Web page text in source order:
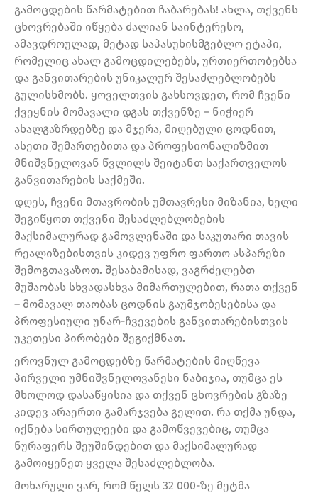
გამოცდების წარმატებით ჩაბარებას! ახლა, თქვენს
ცხოვრებაში იწყება ძალიან საინტერესო,
ამავდროულად, მეტად საპასუხისმგებლო ეტაპი,
რომელიც ახალ გამოცდილებებს, ურთიერთობებსა
და განვითარების უნიკალურ შესაძლებლობებს
გულისხმობს. ყოველთვის გახსოვდეთ, რომ ჩვენი
ქვეყნის მომავალი დგას თქვენზე – ნიჭიერ
ახალგაზრდებზე და მჯერა, მიღებული ცოდნით,
ასეთი შემართებითა და პროფესიონალიზმით
მნიშვნელოვან წვლილს შეიტანთ საქართველოს
განვითარების საქმეში.
დღეს, ჩვენი მთავრობის უმთავრესი მიზანია, ხელი
შეგიწყოთ თქვენი შესაძლებლობების
მაქსიმალურად გამოვლენაში და საკუთარი თავის
რეალიზებისთვის კიდევ უფრო ფართო ასპარეზი
შემოგთავაზოთ. შესაბამისად, ვაგრძელებთ
მუშაობას სხვადასხვა მიმართულებით, რათა თქვენ
– მომავალ თაობას ცოდნის გაუმჯობესებისა და
პროფესიული უნარ-ჩვევების განვითარებისთვის
უკეთესი პირობები შეგიქმნათ.
ეროვნულ გამოცდებზე წარმატების მიღწევა
პირველი უმნიშვნელოვანესი ნაბიჯია, თუმცა ეს
მხოლოდ დასაწყისია და თქვენ ცხოვრების გზაზე
კიდევ არაერთი გამარჯვება გელით. რა თქმა უნდა,
იქნება სირთულეები და გამოწვევებიც, თუმცა
ნურაფერს შეუშინდებით და მაქსიმალურად
გამოიყენეთ ყველა შესაძლებლობა.
მოხარული ვარ, რომ წელს 32 000-ზე მეტმა